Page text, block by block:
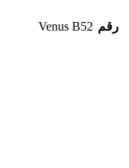
رقم Venus B52